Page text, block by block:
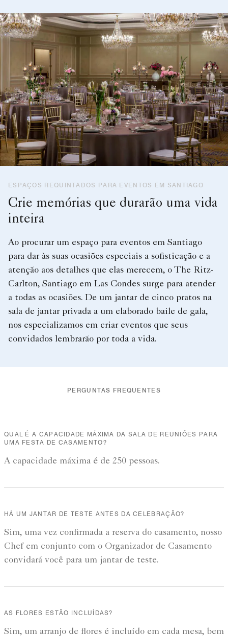
ESPAÇOS REQUINTADOS PARA EVENTOS EM SANTIAGO
Crie memórias que durarão uma vida
inteira
Ao procurar um espaço para eventos em Santiago
para dar às suas ocasiões especiais a sofisticação e a
atenção aos detalhes que elas merecem, o The Ritz-
Carlton, Santiago em Las Condes surge para atender
a todas as ocasiões. De um jantar de cinco pratos na
sala de jantar privada a um elaborado baile de gala,
nos especializamos em criar eventos que seus
convidados lembrarão por toda a vida.
PERGUNTAS FREQUENTES
QUAL É A CAPACIDADE MÁXIMA DA SALA DE REUNIÕES PARA
UMA FESTA DE CASAMENTO?
A capacidade máxima é de 250 pessoas.
HÁ UM JANTAR DE TESTE ANTES DA CELEBRAÇÃO?
Sim, uma vez confirmada a reserva do casamento, nosso
Chef em conjunto com o Organizador de Casamento
convidará você para um jantar de teste.
AS FLORES ESTÃO INCLUÍDAS?
Sim, um arranjo de flores é incluído em cada mesa, bem